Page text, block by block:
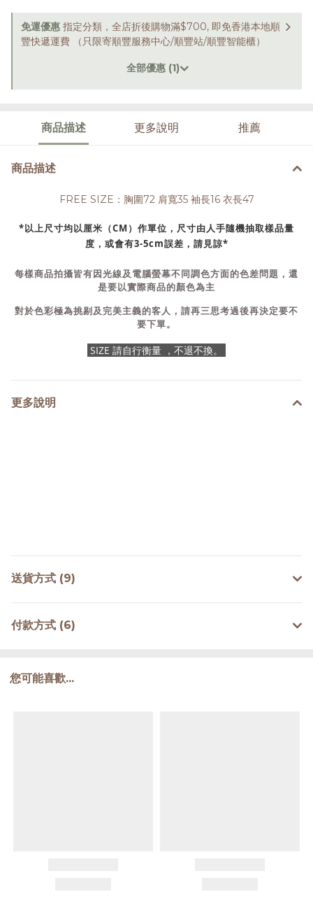
免運優惠 指定分類，全店折後購物滿$700, 即免香港本地順
豐快遞運費 （只限寄順豐服務中心/順豐站/順豐智能櫃）
全部優惠 (1)
商品描述 更多說明 推薦
商品描述
FREE SIZE：胸圍72 肩寬35 袖長16 衣長47
*以上尺寸均以厘米（CM）作單位，尺寸由人手隨機抽取樣品量
度，或會有3-5cm誤差，請見諒*
每樣商品拍攝皆有因光線及電腦螢幕不同調色方面的色差問題，還
是要以實際商品的顏色為主
對於色彩極為挑剔及完美主義的客人，請再三思考過後再決定要不
要下單。
SIZE 請自行衡量 ，不退不換。
更多說明
送貨方式 (9)
付款方式 (6)
您可能喜歡...